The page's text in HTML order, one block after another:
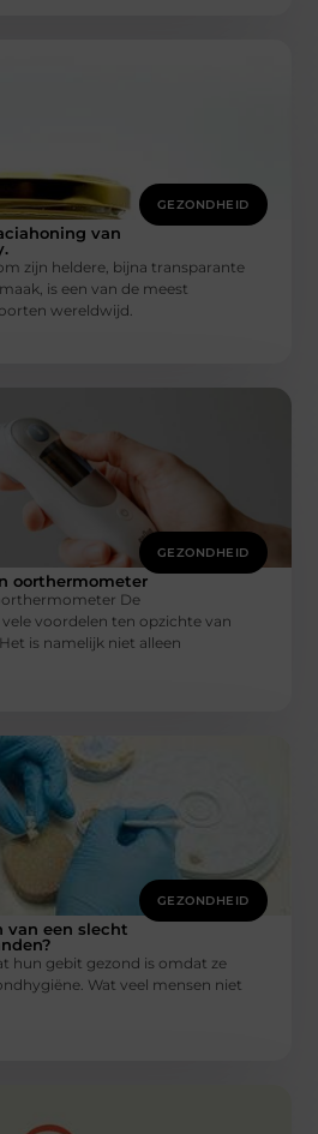
GEZONDHEID
van
zijn heldere, bijna transparante
is een van de meest
wereldwijd.
GEZONDHEID
oorthermometer
De
voordelen ten opzichte van
is namelijk niet alleen
GEZONDHEID
van een slecht
hun gebit gezond is omdat ze
Wat veel mensen niet